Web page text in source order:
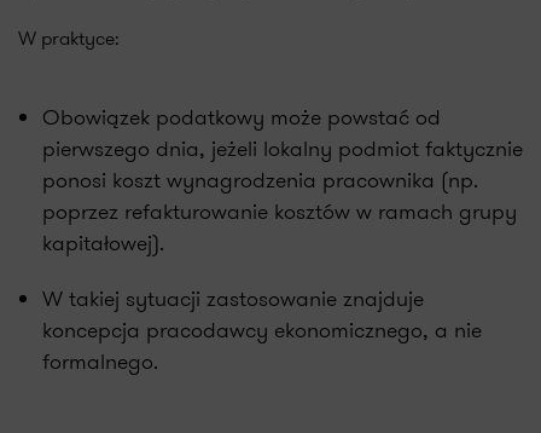
W praktyce:
Obowiązek podatkowy może powstać od
pierwszego dnia, jeżeli lokalny podmiot faktycznie
ponosi koszt wynagrodzenia pracownika (np.
poprzez refakturowanie kosztów w ramach grupy
kapitałowej).
W takiej sytuacji zastosowanie znajduje
koncepcja pracodawcy ekonomicznego, a nie
formalnego.